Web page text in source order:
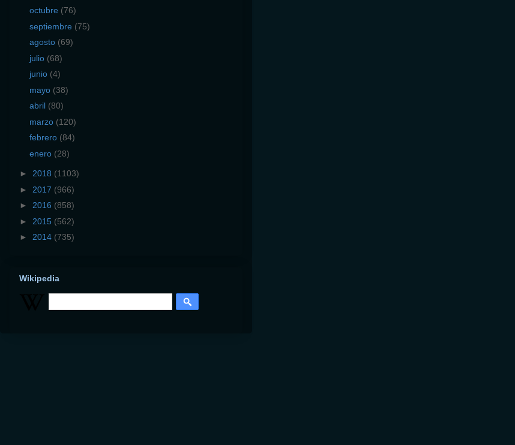
octubre (76)
septiembre (75)
agosto (69)
julio (68)
junio (4)
mayo (38)
abril (80)
marzo (120)
febrero (84)
enero (28)
► 2018 (1103)
► 2017 (966)
► 2016 (858)
► 2015 (562)
► 2014 (735)
Wikipedia